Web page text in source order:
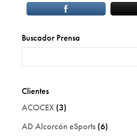
Buscador Prensa
Clientes
ACOCEX(3)
AD Alcorcón eSports(6)